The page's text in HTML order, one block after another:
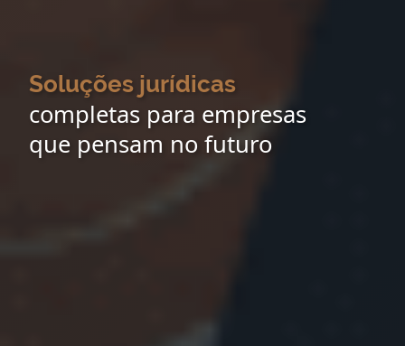
Soluções jurídicas
completas para empresas
que pensam no futuro